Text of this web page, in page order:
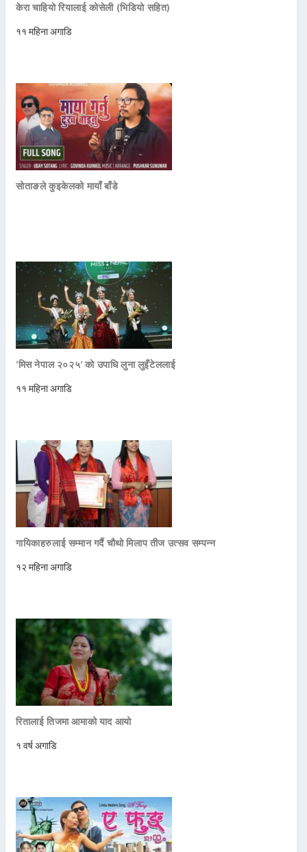
केरा चाहियो रियालाई कोसेली (भिडियो सहित)
११ महिना अगाडि
सोताङले कुइकेलको मायाँ बाँडे
‘मिस नेपाल २०२५’ को उपाधि लुना लुइँटेललाई
११ महिना अगाडि
गायिकाहरुलाई सम्मान गर्दै चौथो मिलाप तीज उत्सव सम्पन्न
१२ महिना अगाडि
रितालाई तिजमा आमाको याद आयो
१ वर्ष अगाडि